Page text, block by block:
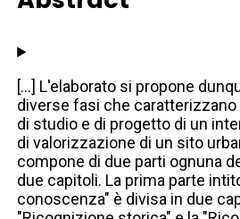
[...] L'elaborato si propone
diverse fasi che
di studio e di progetto di un
di valorizzazione di un sito
compone di due parti ognuna
due capitoli. La prima parte
conoscenza" è divisa in due